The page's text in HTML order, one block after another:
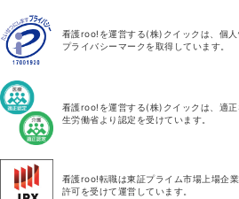
看護roo!を運営する(株)クイックは、個
プライバシーマークを取得しています。
看護roo!を運営する(株)クイックは、適
生労働省より認定を受けています。
看護roo!転職は東証プライム市場上場企
許可を受けて運営しています。